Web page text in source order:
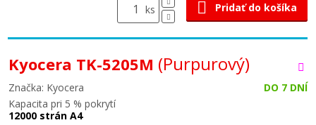
ks Pridať do košíka
Kyocera TK-5205M (Purpurový)
Značka: Kyocera
DO 7 DNÍ
Kapacita pri 5 % pokrytí
12000 strán A4